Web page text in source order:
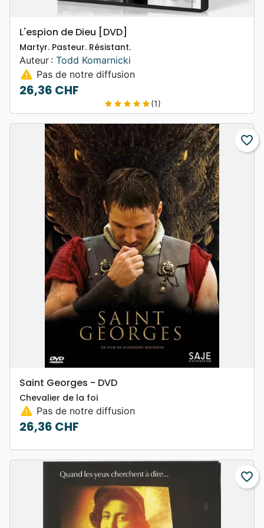
L'espion de Dieu [DVD]
Martyr. Pasteur. Résistant.
Auteur : Todd Komarnicki
warning Pas de notre diffusion
Prix
26,36 CHF
star star star star star(1)
favorite_border
Saint Georges - DVD
Chevalier de la foi
warning Pas de notre diffusion
Prix
26,36 CHF
favorite_border